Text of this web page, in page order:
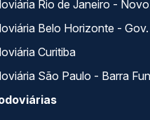
Rio de Janeiro -
Belo Horizonte -
Curitiba
São Paulo - Barra